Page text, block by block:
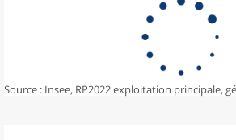
Source : Insee, RP2022 exploitation principale,